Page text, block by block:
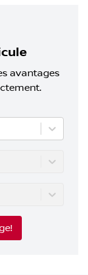
avantages